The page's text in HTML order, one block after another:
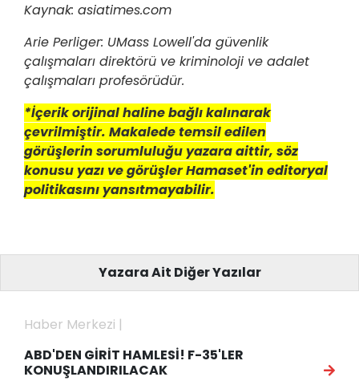
Kaynak: asiatimes.com
Arie Perliger: UMass Lowell'da güvenlik
çalışmaları direktörü ve kriminoloji ve adalet
çalışmaları profesörüdür.
*İçerik orijinal haline bağlı kalınarak
çevrilmiştir. Makalede temsil edilen
görüşlerin sorumluluğu yazara aittir, söz
konusu yazı ve görüşler Hamaset'in editoryal
politikasını yansıtmayabilir.
Yazara Ait Diğer Yazılar
Haber Merkezi |
ABD'DEN GİRİT HAMLESİ! F-35'LER
KONUŞLANDIRILACAK